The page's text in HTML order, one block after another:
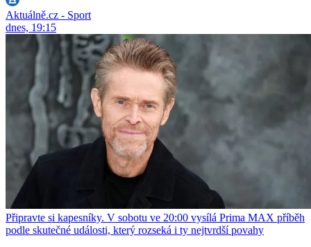
Aktuálně.cz - Sport
dnes, 19:15
Připravte si kapesníky. V sobotu ve 20:00 vysílá Prima MAX příběh
podle skutečné události, který rozseká i ty nejtvrdší povahy